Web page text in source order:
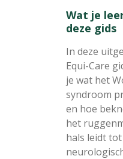
Wat je
deze gids
In deze
Equi-Care
je wat het
syndroom
en hoe
het
hals leidt tot